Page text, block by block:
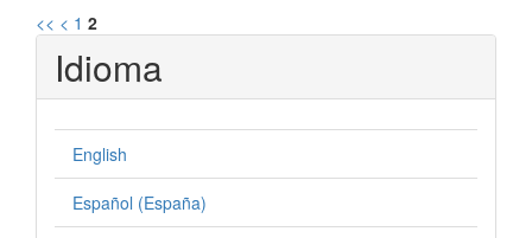
<< < 1 2
Idioma
English
Español (España)